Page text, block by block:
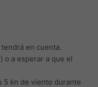
en cuenta.
o a esperar a que el
5 kn de viento durante